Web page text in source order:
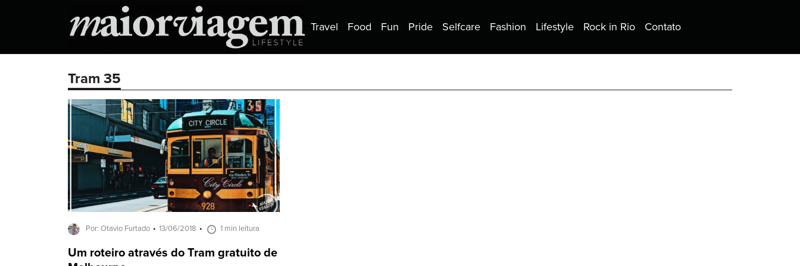
Travel Food Fun Pride Selfcare Fashion Lifestyle Rock in Rio Contato
Tram 35
Por: Otavio Furtado 13/06/2018 1 min leitura
Um roteiro através do Tram gratuito de